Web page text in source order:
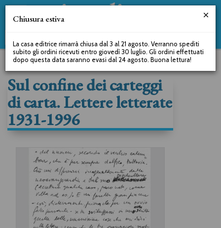
Sul confine dei carteggi
di carta. Lettere letterate
1931-1996
Chiusura estiva
La casa editrice rimarrà chiusa dal 3 al 21 agosto. Verranno spediti
subito gli ordini ricevuti entro giovedì 30 luglio. Gli ordini effettuati
dopo questa data saranno evasi dal 24 agosto. Buona lettura!